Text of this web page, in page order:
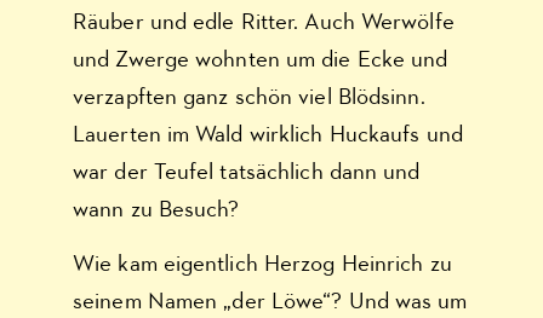
Räuber und edle Ritter. Auch Werwölfe
und Zwerge wohnten um die Ecke und
verzapften ganz schön viel Blödsinn.
Lauerten im Wald wirklich Huckaufs und
war der Teufel tatsächlich dann und
wann zu Besuch?
Wie kam eigentlich Herzog Heinrich zu
seinem Namen „der Löwe“? Und was um